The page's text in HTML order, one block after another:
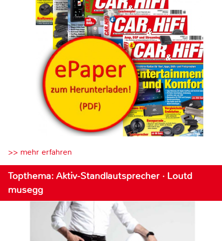
>> mehr erfahren
Topthema: Aktiv-Standlautsprecher · Loutd
musegg